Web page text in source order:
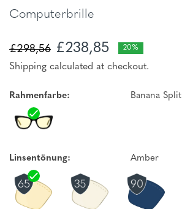
Computerbrille
£298,56 £238,85 20%
Shipping calculated at checkout.
Rahmenfarbe: Banana Split
Linsentönung: Amber